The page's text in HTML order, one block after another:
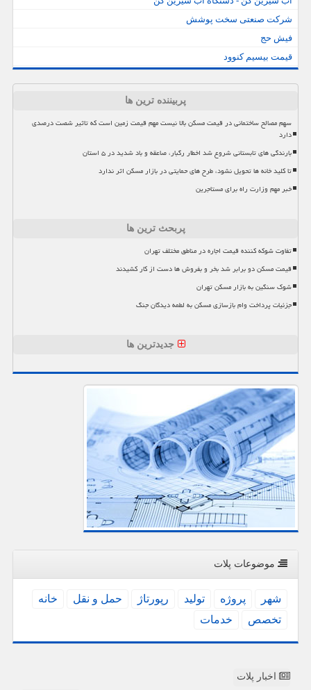
شرکت صنعتی سخت پوشش
فیش حج
قیمت بیسیم کنوود
پربیننده ترین ها
سهم مصالح ساختمانی در قیمت مسکن بالا نیست مهم قیمت زمین است که تاثیر شصت درصدی
دارد
بارندگی های تابستانی شروع شد اخطار رگبار، صاعقه و باد شدید در ۵ استان
تا کلید خانه ها تحویل نشود، طرح های حمایتی در بازار مسکن اثر ندارد
خبر مهم وزارت راه برای مستاجرین
پربحث ترین ها
تفاوت شوکه کننده قیمت اجاره در مناطق مختلف تهران
قیمت مسکن دو برابر شد بخر و بفروش ها دست از کار کشیدند
شوک سنگین به بازار مسکن تهران
جزئیات پرداخت وام بازسازی مسکن به لطمه دیدگان جنگ
جدیدترین ها
موضوعات پلات
شهر پروژه تولید رپورتاژ حمل و نقل
خانه
تخصص
خدمات
اخبار پلات